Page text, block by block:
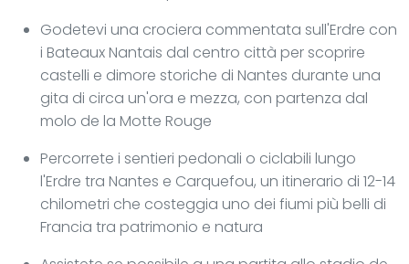
Godetevi una crociera commentata sull'Erdre con
i Bateaux Nantais dal centro città per scoprire
castelli e dimore storiche di Nantes durante una
gita di circa un'ora e mezza, con partenza dal
molo de la Motte Rouge
Percorrete i sentieri pedonali o ciclabili lungo
l'Erdre tra Nantes e Carquefou, un itinerario di 12-14
chilometri che costeggia uno dei fiumi più belli di
Francia tra patrimonio e natura